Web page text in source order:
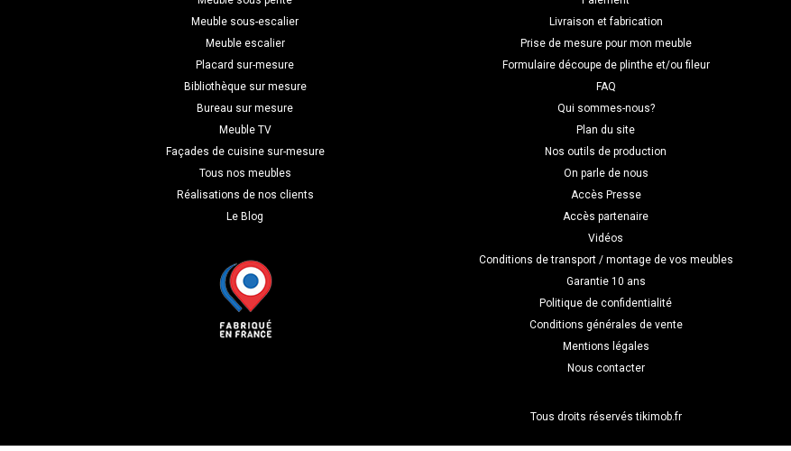
Meuble sous-escalier
Meuble escalier
Placard sur-mesure
Bibliothèque sur mesure
Bureau sur mesure
Meuble TV
Façades de cuisine sur-mesure
Tous nos meubles
Réalisations de nos clients
Le Blog
Livraison et fabrication
Prise de mesure pour mon meuble
Formulaire découpe de plinthe et/ou fileur
FAQ
Qui sommes-nous?
Plan du site
Nos outils de production
On parle de nous
Accès Presse
Accès partenaire
Vidéos
Conditions de transport / montage de vos meubles
Garantie 10 ans
Politique de confidentialité
Conditions générales de vente
Mentions légales
Nous contacter
Tous droits réservés tikimob.fr